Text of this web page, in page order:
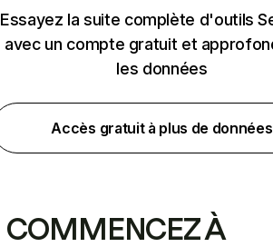
Essayez la suite complète d'outils
avec un compte gratuit et
les données
Accès gratuit à plus de données
COMMENCEZ À